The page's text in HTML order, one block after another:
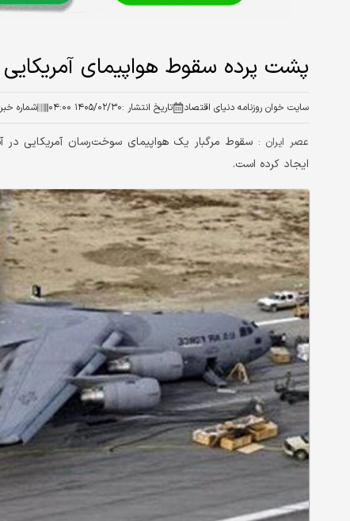
پشت پرده سقوط هواپیمای
سایت خوان روزنامه دنیای اقتصاد تاریخ انتشار :۱۴۰۵/۰۲/۳۰ ۰۴:۰۰ شماره
عصر ایران :سقوط مرگبار یک هواپیمای سوخت‌رسان آمریکایی در
ایجاد کرده است.